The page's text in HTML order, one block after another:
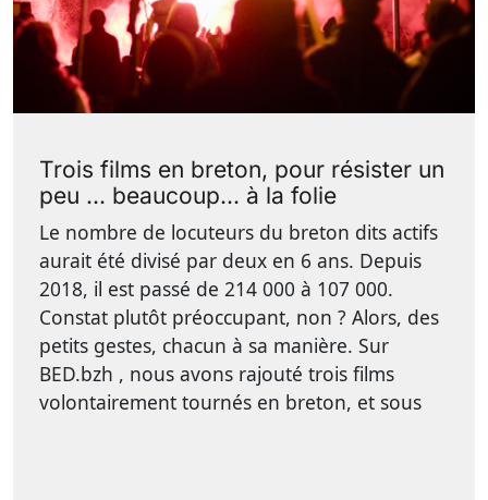
Trois films en breton, pour résister un
peu ... beaucoup... à la folie
Le nombre de locuteurs du breton dits actifs
aurait été divisé par deux en 6 ans. Depuis
2018, il est passé de 214 000 à 107 000.
Constat plutôt préoccupant, non ? Alors, des
petits gestes, chacun à sa manière. Sur
BED.bzh , nous avons rajouté trois films
volontairement tournés en breton, et sous